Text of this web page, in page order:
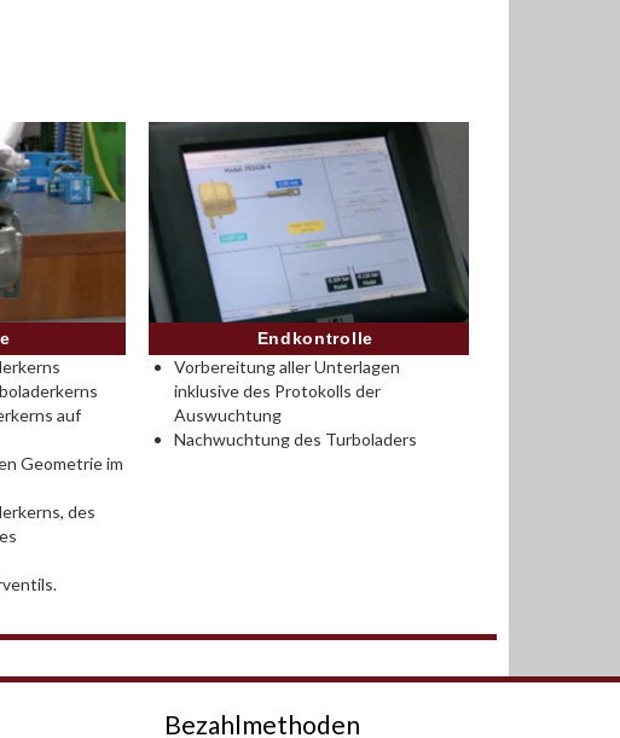
auf
Geometrie im
des
Endkontrolle
Vorbereitung aller Unterlagen
inklusive des Protokolls der
Auswuchtung
Nachwuchtung des Turboladers
Bezahlmethoden